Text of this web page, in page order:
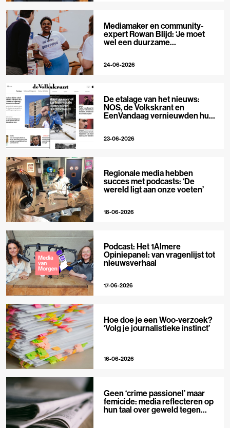
Mediamaker en community-
expert Rowan Blijd: ‘Je moet
wel een duurzame
24-06-2026
De etalage van het nieuws:
NOS, de Volkskrant en
EenVandaag vernieuwden hun
23-06-2026
Regionale media hebben
succes met podcasts: ‘De
wereld ligt aan onze voeten’
18-06-2026
Podcast: Het 1Almere
Opiniepanel: van vragenlijst tot
nieuwsverhaal
17-06-2026
Hoe doe je een Woo-verzoek?
‘Volg je journalistieke instinct’
16-06-2026
Geen ‘crime passionel’ maar
femicide: media reflecteren op
hun taal over geweld tegen